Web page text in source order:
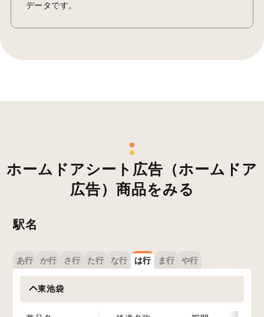
データです。
ホームドアシート広告（ホームドア
広告）商品をみる
駅名
あ行 か行 さ行 た行 な行 は行 ま行 や行
東池袋